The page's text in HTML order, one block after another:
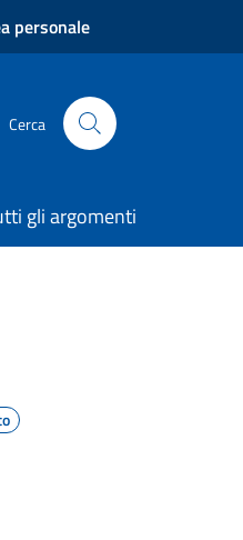
personale
Cerca
gli argomenti